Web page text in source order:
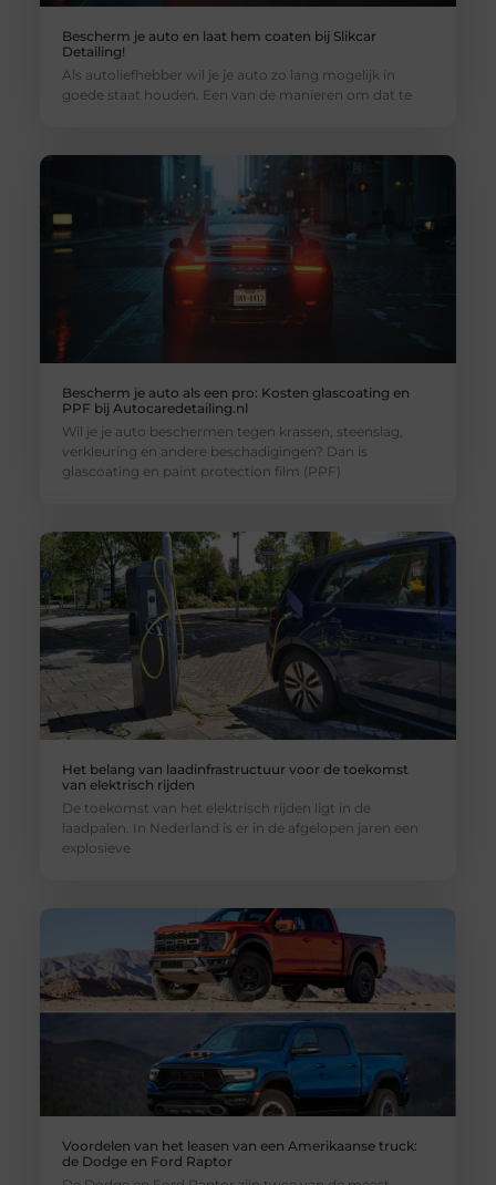
Bescherm je auto en laat hem coaten bij Slikcar
Detailing!
Als autoliefhebber wil je je auto zo lang mogelijk in
goede staat houden. Een van de manieren om dat te
Bescherm je auto als een pro: Kosten glascoating en
PPF bij Autocaredetailing.nl
Wil je je auto beschermen tegen krassen, steenslag,
verkleuring en andere beschadigingen? Dan is
glascoating en paint protection film (PPF)
Het belang van laadinfrastructuur voor de toekomst
van elektrisch rijden
De toekomst van het elektrisch rijden ligt in de
laadpalen. In Nederland is er in de afgelopen jaren een
explosieve
Voordelen van het leasen van een Amerikaanse truck:
de Dodge en Ford Raptor